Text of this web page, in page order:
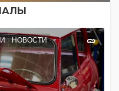
НОВОСТИ